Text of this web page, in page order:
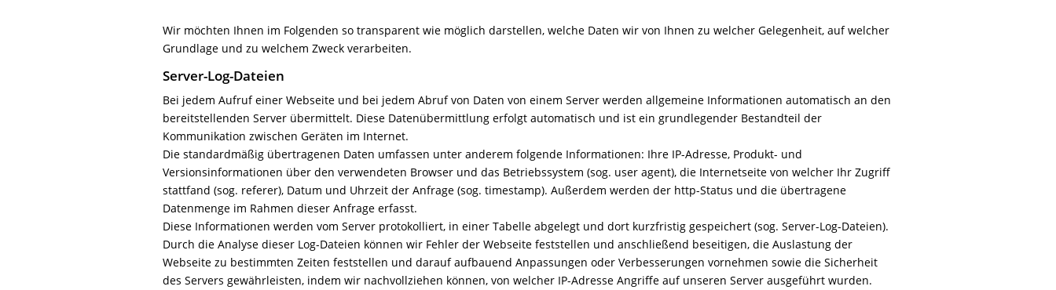
Wir möchten Ihnen im Folgenden so transparent wie möglich darstellen, welche Daten wir von Ihnen zu welcher Gelegenheit, auf welcher
Grundlage und zu welchem Zweck verarbeiten.
Server-Log-Dateien
Bei jedem Aufruf einer Webseite und bei jedem Abruf von Daten von einem Server werden allgemeine Informationen automatisch an den
bereitstellenden Server übermittelt. Diese Datenübermittlung erfolgt automatisch und ist ein grundlegender Bestandteil der
Kommunikation zwischen Geräten im Internet.
Die standardmäßig übertragenen Daten umfassen unter anderem folgende Informationen: Ihre IP-Adresse, Produkt- und
Versionsinformationen über den verwendeten Browser und das Betriebssystem (sog. user agent), die Internetseite von welcher Ihr Zugriff
stattfand (sog. referer), Datum und Uhrzeit der Anfrage (sog. timestamp). Außerdem werden der http-Status und die übertragene
Datenmenge im Rahmen dieser Anfrage erfasst.
Diese Informationen werden vom Server protokolliert, in einer Tabelle abgelegt und dort kurzfristig gespeichert (sog. Server-Log-Dateien).
Durch die Analyse dieser Log-Dateien können wir Fehler der Webseite feststellen und anschließend beseitigen, die Auslastung der
Webseite zu bestimmten Zeiten feststellen und darauf aufbauend Anpassungen oder Verbesserungen vornehmen sowie die Sicherheit
des Servers gewährleisten, indem wir nachvollziehen können, von welcher IP-Adresse Angriffe auf unseren Server ausgeführt wurden.